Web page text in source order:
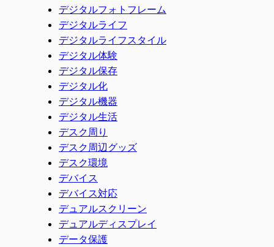
デジタルフォトフレーム
デジタルライフ
デジタルライフスタイル
デジタル体験
デジタル保存
デジタル化
デジタル機器
デジタル生活
デスク周り
デスク周辺グッズ
デスク環境
デバイス
デバイス対応
デュアルスクリーン
デュアルディスプレイ
データ保護